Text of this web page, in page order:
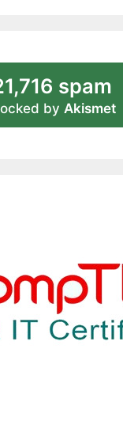
spam
by Akismet